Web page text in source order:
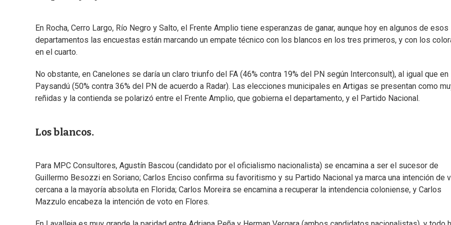
En Rocha, Cerro Largo, Río Negro y Salto, el Frente Amplio tiene esperanzas de ganar, aunque hoy en algunos de esos
departamentos las encuestas están marcando un empate técnico con los blancos en los tres primeros, y con los
en el cuarto.
No obstante, en Canelones se daría un claro triunfo del FA (46% contra 19% del PN según Interconsult), al igual que en
Paysandú (50% contra 36% del PN de acuerdo a Radar). Las elecciones municipales en Artigas se presentan como
reñidas y la contienda se polarizó entre el Frente Amplio, que gobierna el departamento, y el Partido Nacional.
Los blancos.
Para MPC Consultores, Agustín Bascou (candidato por el oficialismo nacionalista) se encamina a ser el sucesor de
Guillermo Besozzi en Soriano; Carlos Enciso confirma su favoritismo y su Partido Nacional ya marca una intención de
cercana a la mayoría absoluta en Florida; Carlos Moreira se encamina a recuperar la intendencia coloniense, y Carlos
Mazzulo encabeza la intención de voto en Flores.